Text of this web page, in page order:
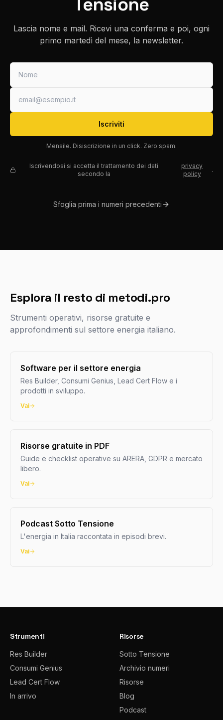
Lascia nome e mail. Ricevi una conferma e poi, ogni
primo martedì del mese, la newsletter.
Iscriviti
Mensile. Disiscrizione in un click. Zero spam.
Iscrivendosi si accetta il trattamento dei dati
secondo la
privacy
policy
.
Sfoglia prima i numeri precedenti
Esplora il resto di metodi.pro
Strumenti operativi, risorse gratuite e
approfondimenti sul settore energia italiano.
Software per il settore energia
Res Builder, Consumi Genius, Lead Cert Flow e i
prodotti in sviluppo.
Vai
Risorse gratuite in PDF
Guide e checklist operative su ARERA, GDPR e mercato
libero.
Vai
Podcast Sotto Tensione
L'energia in Italia raccontata in episodi brevi.
Vai
Strumenti
Res Builder
Consumi Genius
Lead Cert Flow
In arrivo
Risorse
Sotto Tensione
Archivio numeri
Risorse
Blog
Podcast